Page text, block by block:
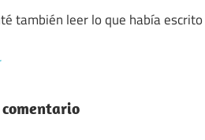
también leer lo que había